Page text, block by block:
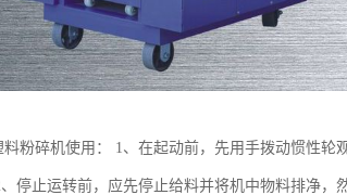
料粉碎机使用： 1、在起动前，先用手拨动惯性轮
停止运转前，应先停止给料并将机中物料排净